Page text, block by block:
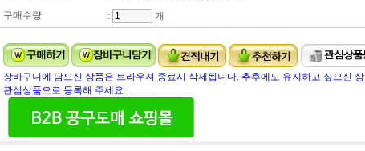
구매수량
: 개
장바구니에 담으신 상품은 브라우져 종료시 삭제됩니다. 추후에도 유지하고 싶으신
관심상품으로 등록해 주세요.